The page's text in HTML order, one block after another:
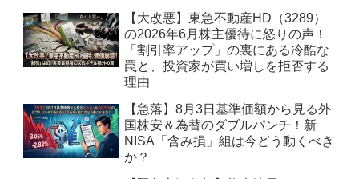
【大改悪】東急不動産HD（3289）
の2026年6月株主優待に怒りの声！
「割引率アップ」の裏にある冷酷な
罠と、投資家が買い増しを拒否する
理由
【急落】8月3日基準価額から見る外
国株安＆為替のダブルパンチ！新
NISA「含み損」組は今どう動くべき
か？